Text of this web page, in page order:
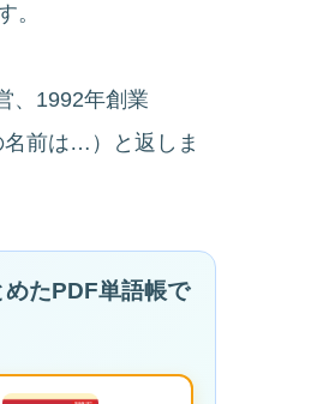
。
、1992年創業
前は…）と返しま
たPDF単語帳で